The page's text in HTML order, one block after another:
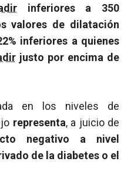
inferiores a 350
valores de dilatación
inferiores a quienes
justo por encima de
en los niveles de
representa, a juicio de
negativo a nivel
de la diabetes o el